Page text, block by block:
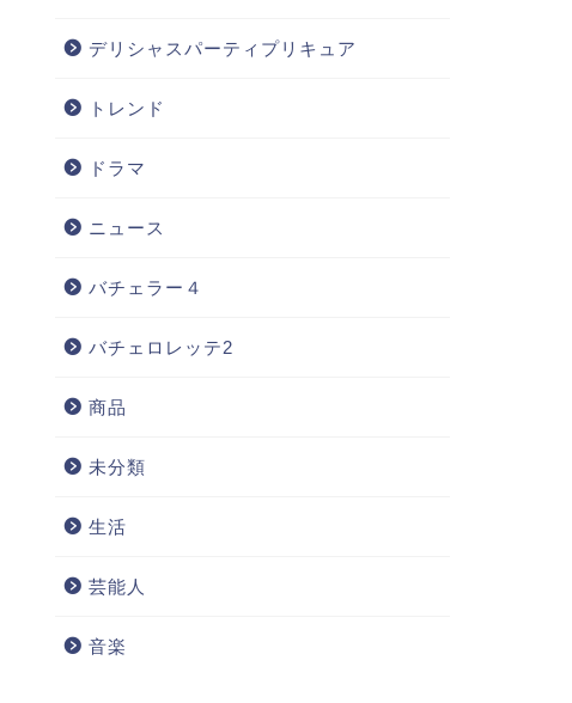
デリシャスパーティプリキュア
トレンド
ドラマ
ニュース
バチェラー４
バチェロレッテ2
商品
未分類
生活
芸能人
音楽